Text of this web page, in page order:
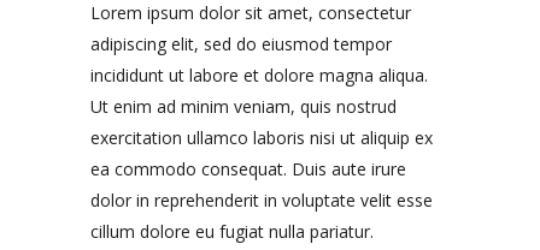
Lorem ipsum dolor sit amet, consectetur
adipiscing elit, sed do eiusmod tempor
incididunt ut labore et dolore magna aliqua.
Ut enim ad minim veniam, quis nostrud
exercitation ullamco laboris nisi ut aliquip ex
ea commodo consequat. Duis aute irure
dolor in reprehenderit in voluptate velit esse
cillum dolore eu fugiat nulla pariatur.